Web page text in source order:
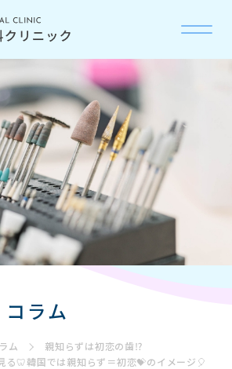
ラム
ム
親知らずは初恋の歯⁉️
る🦷韓国では親知らず＝初恋💝のイメージ🎈